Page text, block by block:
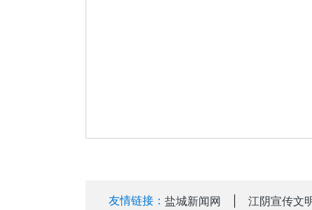
友情链接： 盐城新闻网 江阴宣传文